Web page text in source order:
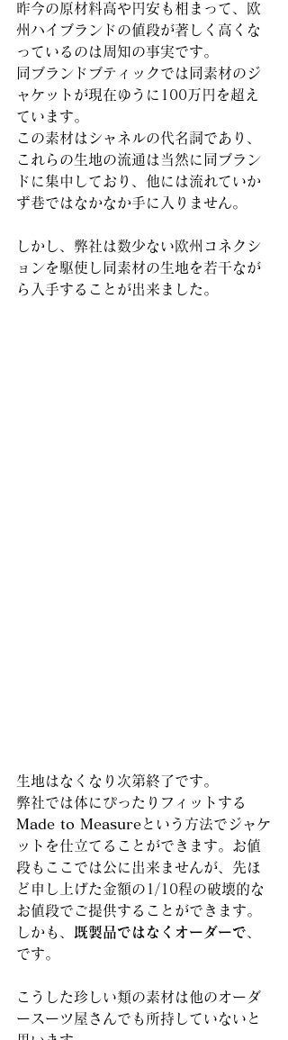
昨今の原材料高や円安も相まって、欧
州ハイブランドの値段が著しく高くな
っているのは周知の事実です。
同ブランドブティックでは同素材のジ
ャケットが現在ゆうに100万円を超え
ています。
この素材はシャネルの代名詞であり、
これらの生地の流通は当然に同ブラン
ドに集中しており、他には流れていか
ず巷ではなかなか手に入りません。
しかし、弊社は数少ない欧州コネクシ
ョンを駆使し同素材の生地を若干なが
ら入手することが出来ました。
生地はなくなり次第終了です。
弊社では体にぴったりフィットする
Made to Measureという方法でジャケ
ットを仕立てることができます。お値
段もここでは公に出来ませんが、先ほ
ど申し上げた金額の1/10程の破壊的な
お値段でご提供することができます。
しかも、
既製品ではなくオーダーで
です。
こうした珍しい類の素材は他のオーダ
ースーツ屋さんでも所持していないと